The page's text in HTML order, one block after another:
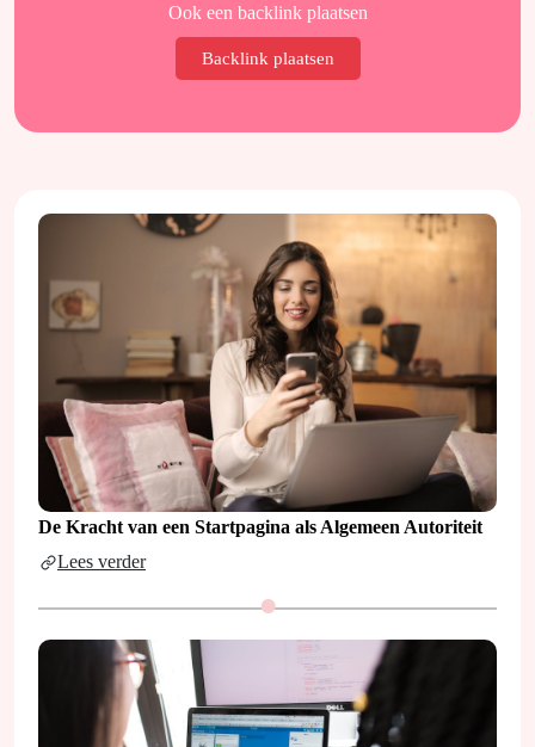
Ook een backlink plaatsen
Backlink plaatsen
De Kracht van een Startpagina als Algemeen Autoriteit
Lees verder